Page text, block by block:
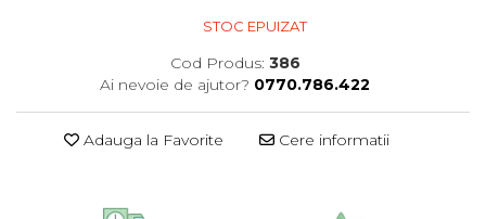
STOC EPUIZAT
Cod Produs: 386
Ai nevoie de ajutor? 0770.786.422
Adauga la Favorite Cere informatii